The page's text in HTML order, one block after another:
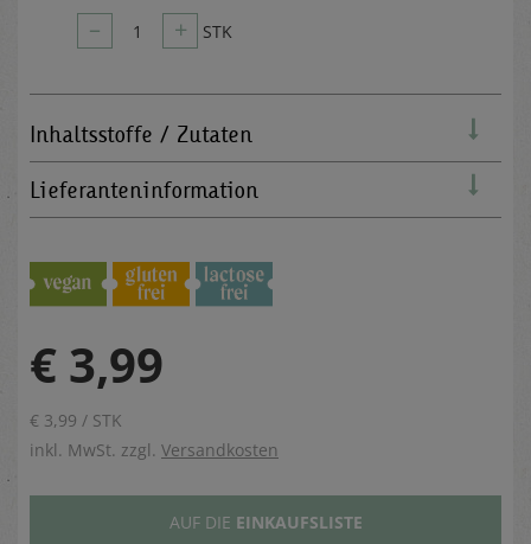
– 1 + STK
Inhaltsstoffe / Zutaten
Lieferanteninformation
€ 3,99
€ 3,99 / STK
inkl. MwSt. zzgl. Versandkosten
AUF DIE EINKAUFSLISTE